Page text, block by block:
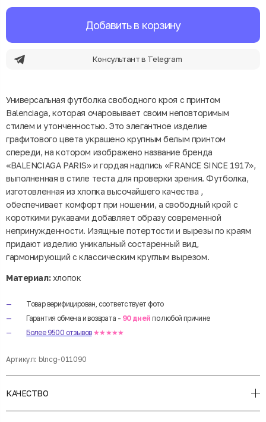
Добавить в корзину
Консультант в Telegram
Универсальная футболка свободного кроя с принтом
Balenciaga, которая очаровывает своим неповторимым
стилем и утонченностью. Это элегантное изделие
графитового цвета украшено крупным белым принтом
спереди, на котором изображено название бренда
«BALENCIAGA PARIS» и гордая надпись «FRANCE SINCE 1917»,
выполненная в стиле теста для проверки зрения. Футболка,
изготовленная из хлопка высочайшего качества ,
обеспечивает комфорт при ношении, а свободный крой с
короткими рукавами добавляет образу современной
непринужденности. Изящные потертости и вырезы по краям
придают изделию уникальный состаренный вид,
гармонирующий с классическим круглым вырезом.
Материал:хлопок
Товар верифицирован, соответствует фото
Гарантия обмена и возврата - 90 дней по любой причине
Более 9500 отзывов ★★★★★
Артикул: blncg-011090
КАЧЕСТВО